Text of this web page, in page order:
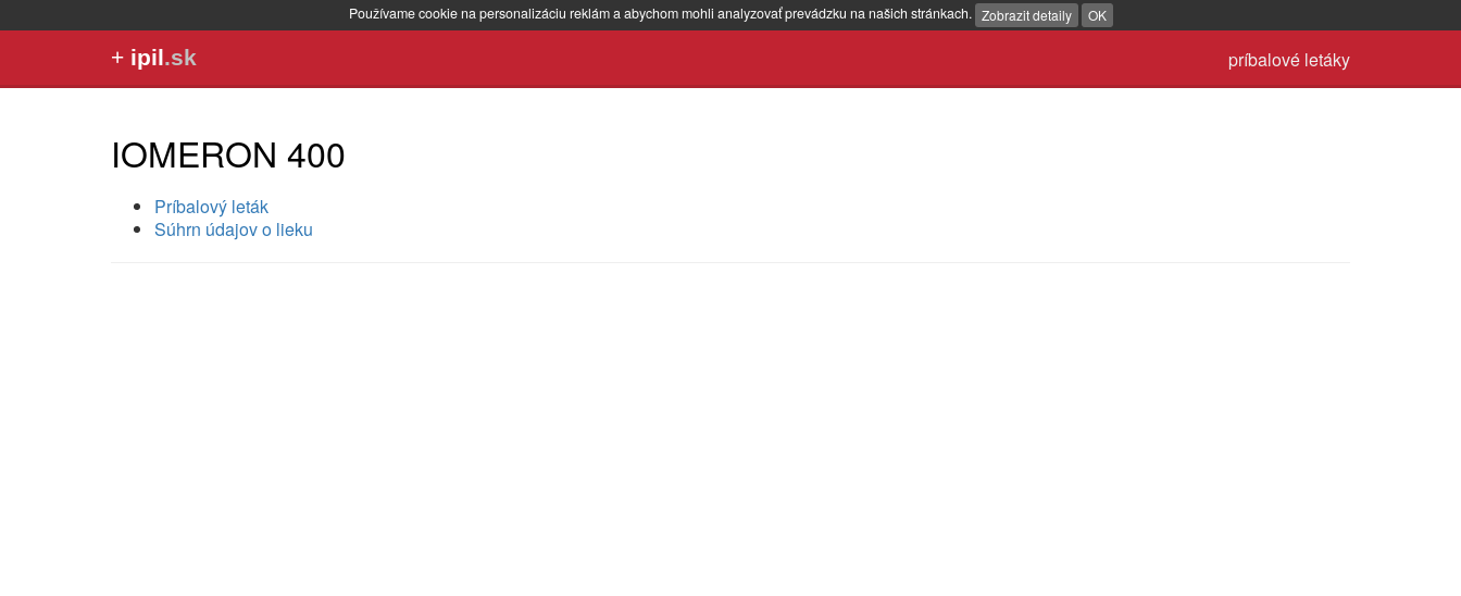
Používame cookie na personalizáciu reklám a abychom mohli analyzovať prevádzku na našich stránkach. Zobrazit detaily OK
príbalové letáky
+ ipil.sk
IOMERON 400
Príbalový leták
Súhrn údajov o lieku